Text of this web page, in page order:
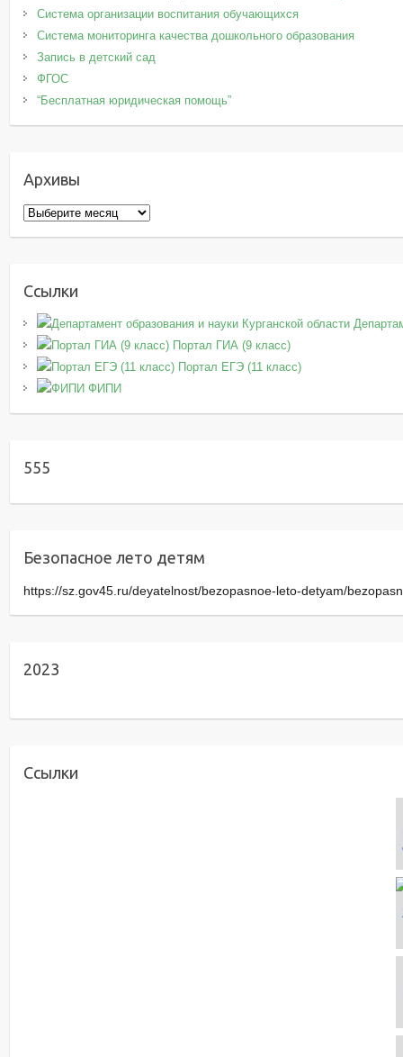
Система организации воспитания обучающихся
Система мониторинга качества дошкольного образования
Запись в детский сад
ФГОС
“Бесплатная юридическая помощь”
Архивы
Ссылки
Портал ГИА (9 класс)
Портал ЕГЭ (11 класс)
ФИПИ
555
Безопасное лето детям
https://sz.gov45.ru/deyatelnost/bezopasnoe-leto-detyam/
2023
Ссылки